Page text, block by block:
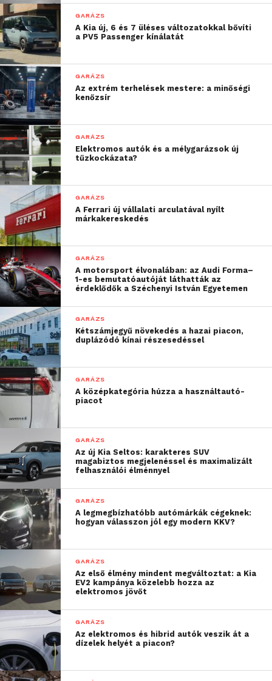
GARÁZS
A Kia új, 6 és 7 üléses változatokkal bővíti
a PV5 Passenger kínálatát
GARÁZS
Az extrém terhelések mestere: a minőségi
kenőzsír
GARÁZS
Elektromos autók és a mélygarázsok új
tűzkockázata?
GARÁZS
A Ferrari új vállalati arculatával nyílt
márkakereskedés
GARÁZS
A motorsport élvonalában: az Audi Forma–
1-es bemutatóautóját láthatták az
érdeklődők a Széchenyi István Egyetemen
GARÁZS
Kétszámjegyű növekedés a hazai piacon,
duplázódó kínai részesedéssel
GARÁZS
A középkategória húzza a használtautó-
piacot
GARÁZS
Az új Kia Seltos: karakteres SUV
magabiztos megjelenéssel és maximalizált
felhasználói élménnyel
GARÁZS
A legmegbízhatóbb autómárkák cégeknek:
hogyan válasszon jól egy modern KKV?
GARÁZS
Az első élmény mindent megváltoztat: a Kia
EV2 kampánya közelebb hozza az
elektromos jövőt
GARÁZS
Az elektromos és hibrid autók veszik át a
dízelek helyét a piacon?